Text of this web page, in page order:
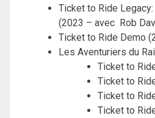
Ticket to Ride
(2023 – avec Rob
Ticket to Ride Demo
Les Aventuriers du
Ticket to
Ticket to
Ticket to
Ticket to